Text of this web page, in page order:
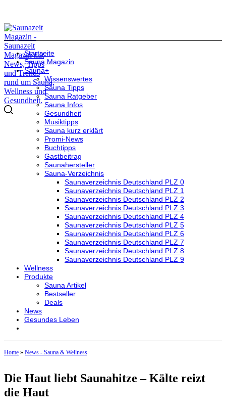
Startseite
Sauna Magazin
Sauna+
Wissenswertes
Sauna Tipps
Sauna Ratgeber
Sauna Infos
Gesundheit
Musiktipps
Sauna kurz erklärt
Promi-News
Buchtipps
Gastbeitrag
Saunahersteller
Sauna-Verzeichnis
Saunaverzeichnis Deutschland PLZ 0
Saunaverzeichnis Deutschland PLZ 1
Saunaverzeichnis Deutschland PLZ 2
Saunaverzeichnis Deutschland PLZ 3
Saunaverzeichnis Deutschland PLZ 4
Saunaverzeichnis Deutschland PLZ 5
Saunaverzeichnis Deutschland PLZ 6
Saunaverzeichnis Deutschland PLZ 7
Saunaverzeichnis Deutschland PLZ 8
Saunaverzeichnis Deutschland PLZ 9
Wellness
Produkte
Sauna Artikel
Bestseller
Deals
News
Gesundes Leben
Home » News - Sauna & Wellness
Die Haut liebt Saunahitze – Kälte reizt
die Haut